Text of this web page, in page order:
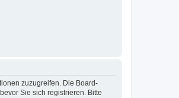
zuzugreifen. Die Board-
Sie sich registrieren. Bitte